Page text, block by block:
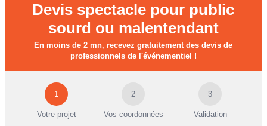
Devis spectacle pour public
sourd ou malentendant
En moins de 2 mn, recevez gratuitement des devis de
professionnels de l'événementiel !
1
Votre projet
2
Vos coordonnées
3
Validation